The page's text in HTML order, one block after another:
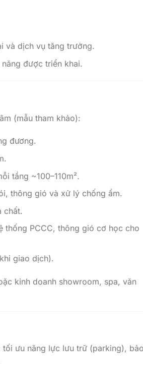
và dịch vụ tăng trưởng.
được triển khai.
(mẫu tham khảo):
đương.
tầng ~100–110m².
thông gió và xử lý chống ẩm.
chất.
thống PCCC, thông gió cơ học cho
giao dịch).
kinh doanh showroom, spa, văn
ưu năng lực lưu trữ (parking),